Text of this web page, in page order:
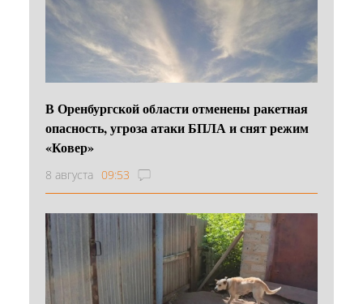
В Оренбургской области отменены ракетная
опасность, угроза атаки БПЛА и снят режим
«Ковер»
8 августа 09:53